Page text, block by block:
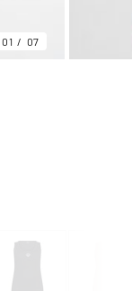
01 07